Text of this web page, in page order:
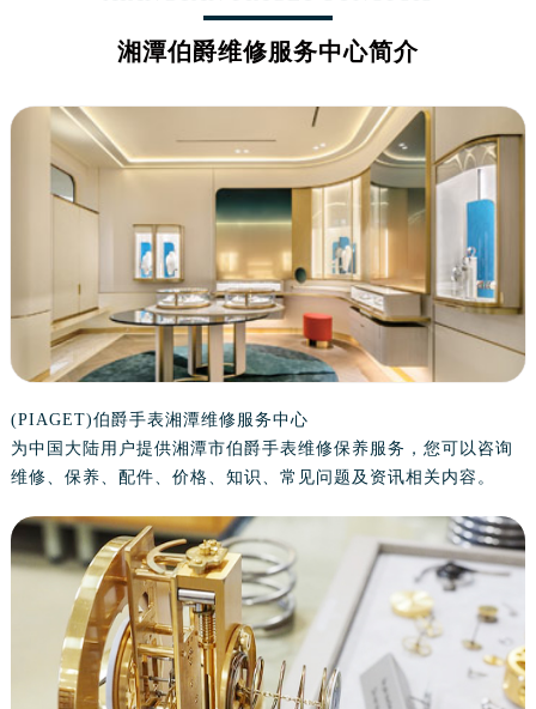
杭州市上城区钱江路1366号华润大厦写字楼A座5层503-5室（需提前预约）
嘉兴市南湖区广益路705号嘉兴世界贸易中心写字楼A座13层1304室（需提前预约）
南昌市红谷滩新区红谷中大道998号绿地双子塔（中央广场）A1座办公楼14层07室（需提前预约）
济南市历下区经十路11111号华润中心写字楼（万象城）15层1508室（需提前预约）
广州市越秀区环市东路371-375号世界贸易中心大厦南塔写字楼15层07室（需提前预约）
惠州市惠城区江北文昌一路7号华贸大厦写字楼1座30层05室（需提前预约）
厦门市思明区湖滨东路95号华润大厦写字楼B座11层1104室（需提前预约）
福州市鼓楼区五四路128-1号恒力城写字楼15层03室（需提前预约）
成都市锦江区人民东路6号SAC东原中心写字楼24层2406B室（需提前预约）
重庆市江北区观音桥步行街2号融恒时代广场写字楼9层902室（需提前预约）
长沙市芙蓉区定王台街道建湘路393号世茂环球金融中心写字楼（芙蓉广场）10层13室（需提前预约）
郑州市二七区铭功路10号华润大厦写字楼29层2905室（需提前预约）
湘潭伯爵维修服务中心简介
(PIAGET)伯爵手表湘潭维修服务中心
为中国大陆用户提供湘潭市伯爵手表维修保养服务，您可以咨询
维修、保养、配件、价格、知识、常见问题及资讯相关内容。